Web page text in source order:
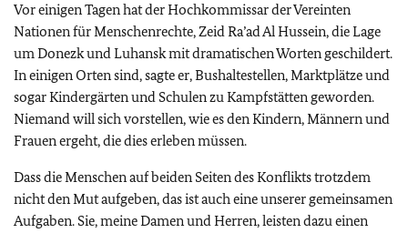
Vor einigen Tagen hat der Hochkommissar der Vereinten
Nationen für Menschenrechte, Zeid Ra’ad Al Hussein, die Lage
um Donezk und Luhansk mit dramatischen Worten geschildert.
In einigen Orten sind, sagte er, Bushaltestellen, Marktplätze und
sogar Kindergärten und Schulen zu Kampfstätten geworden.
Niemand will sich vorstellen, wie es den Kindern, Männern und
Frauen ergeht, die dies erleben müssen.
Dass die Menschen auf beiden Seiten des Konflikts trotzdem
nicht den Mut aufgeben, das ist auch eine unserer gemeinsamen
Aufgaben. Sie, meine Damen und Herren, leisten dazu einen